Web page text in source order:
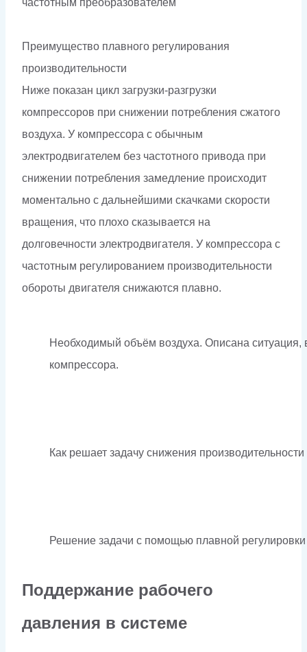
Преимущество плавного регулирования
производительности
Ниже показан цикл загрузки-разгрузки
компрессоров при снижении потребления сжатого
воздуха. У компрессора с обычным
электродвигателем без частотного привода при
снижении потребления замедление происходит
моментально с дальнейшими скачками скорости
вращения, что плохо сказывается на
долговечности электродвигателя. У компрессора с
частотным регулированием производительности
обороты двигателя снижаются плавно.
Необходимый объём воздуха. Описана ситуация,
компрессора.
Как решает задачу снижения
Решение задачи с помощью плавной регулировки
Поддержание рабочего
давления в системе